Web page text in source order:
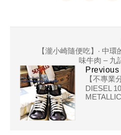
【瀧小崎隨便吃】‧ 中環
味牛肉 – 九
Previous
【不專業
DIESEL